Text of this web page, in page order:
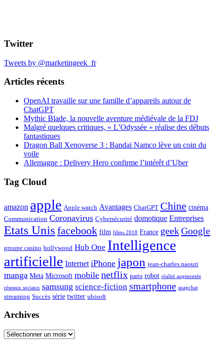
Twitter
Tweets by @marketingeek_fr
Articles récents
OpenAI travaille sur une famille d’appareils autour de
ChatGPT
Mythic Blade, la nouvelle aventure médiévale de la FDJ
Malgré quelques critiques, « L’Odyssée » réalise des débuts
fantastiques
Dragon Ball Xenoverse 3 : Bandai Namco lève un coin du
voile
Allemagne : Delivery Hero confirme l’intérêt d’Uber
Tag Cloud
amazon apple Apple watch Avantages ChatGPT Chine cinéma
Communication Coronavirus Cybersécurité domotique Entreprises
Etats Unis facebook film films 2018 France geekGoogle
groupe casino hollywood Hub One Intelligence
artificielle Internet iPhone japon jean-charles naouri
manga Meta Microsoft mobile netflix paris robot réalité augmentée
réseaux sociaux samsung science-fiction smartphone snapchat
streaming Succès série twitter ubisoft
Archives
Archives